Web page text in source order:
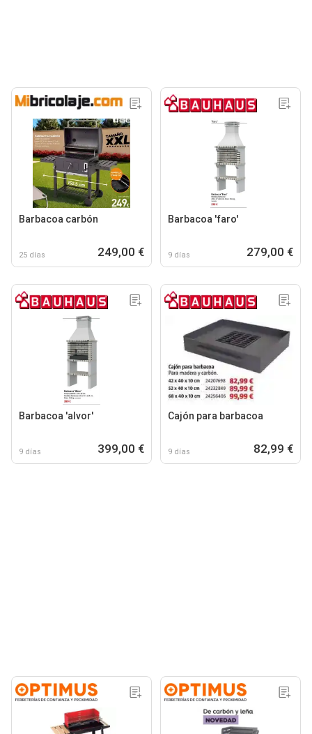
Barbacoa carbón
25 días 249,00 €
Barbacoa 'faro'
9 días 279,00 €
Barbacoa 'alvor'
9 días 399,00 €
Cajón para barbacoa
9 días 82,99 €